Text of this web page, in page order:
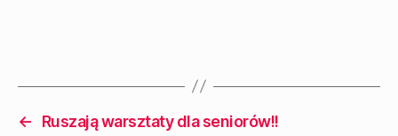
←
Ruszają warsztaty dla seniorów!!